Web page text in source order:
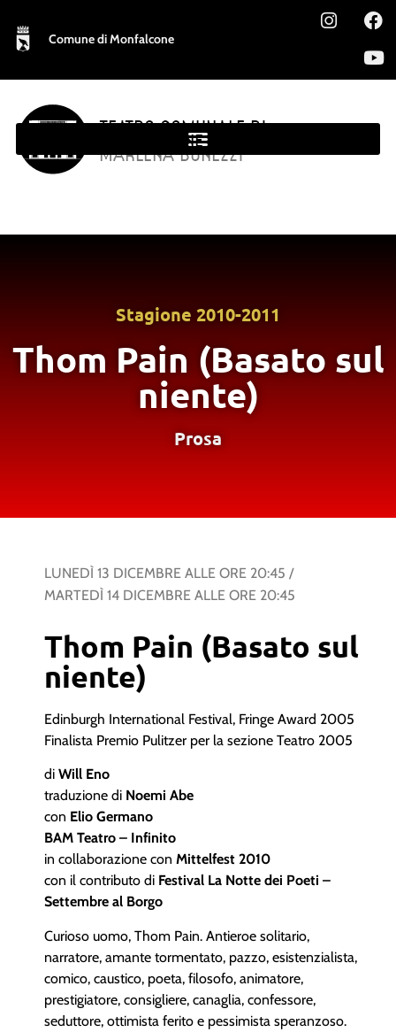
Comune di Monfalcone
TEATRO COMUNALE DI
MONFALCONE
MARLENA BONEZZI
Stagione 2010-2011
Thom Pain (Basato sul
niente)
Prosa
LUNEDÌ 13 DICEMBRE ALLE ORE 20:45 /
MARTEDÌ 14 DICEMBRE ALLE ORE 20:45
Thom Pain (Basato sul
niente)
Edinburgh International Festival, Fringe Award 2005
Finalista Premio Pulitzer per la sezione Teatro 2005
di Will Eno
traduzione di Noemi Abe
con Elio Germano
BAM Teatro – Infinito
in collaborazione con Mittelfest 2010
con il contributo di Festival La Notte dei Poeti –
Settembre al Borgo
Curioso uomo, Thom Pain. Antieroe solitario,
narratore, amante tormentato, pazzo, esistenzialista,
comico, caustico, poeta, filosofo, animatore,
prestigiatore, consigliere, canaglia, confessore,
seduttore, ottimista ferito e pessimista speranzoso.